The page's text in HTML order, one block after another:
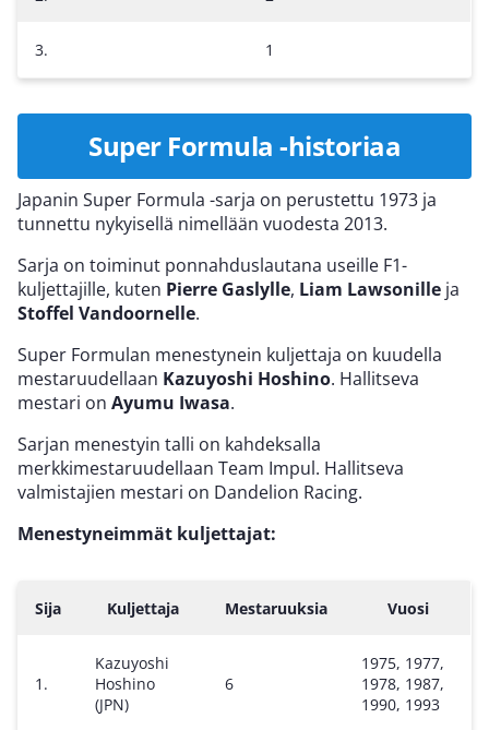
3. 1
Super Formula -historiaa
Japanin Super Formula -sarja on perustettu 1973 ja
tunnettu nykyisellä nimellään vuodesta 2013.
Sarja on toiminut ponnahduslautana useille F1-
kuljettajille, kuten Pierre Gaslylle, Liam Lawsonille ja
Stoffel Vandoornelle.
Super Formulan menestynein kuljettaja on kuudella
mestaruudellaan Kazuyoshi Hoshino. Hallitseva
mestari on Ayumu Iwasa.
Sarjan menestyin talli on kahdeksalla
merkkimestaruudellaan Team Impul. Hallitseva
valmistajien mestari on Dandelion Racing.
Menestyneimmät kuljettajat:
Sija Kuljettaja Mestaruuksia Vuosi
1.
Kazuyoshi
Hoshino
(JPN)
6
1975, 1977,
1978, 1987,
1990, 1993